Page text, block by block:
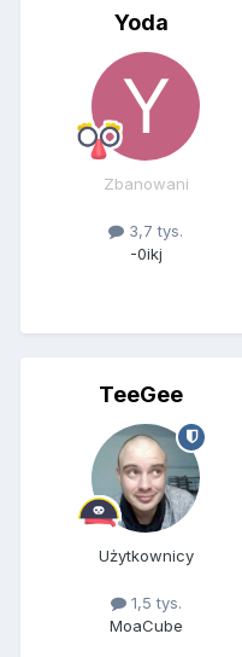
Yoda
Zbanowani
3,7 tys.
-0ikj
TeeGee
Użytkownicy
1,5 tys.
MoaCube